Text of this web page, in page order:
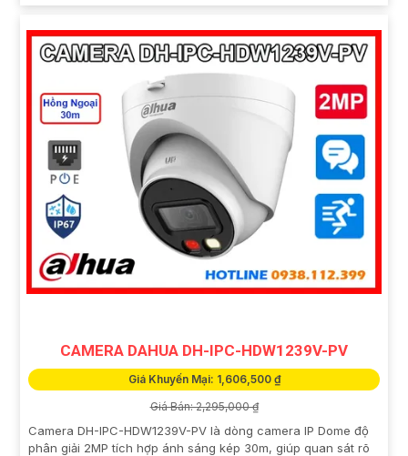
CAMERA DAHUA DH-IPC-HDW1239V-PV
Giá Khuyến Mại: 1,606,500 ₫
Giá Bán: 2,295,000 ₫
Camera DH-IPC-HDW1239V-PV là dòng camera IP Dome độ
phân giải 2MP tích hợp ánh sáng kép 30m, giúp quan sát rõ